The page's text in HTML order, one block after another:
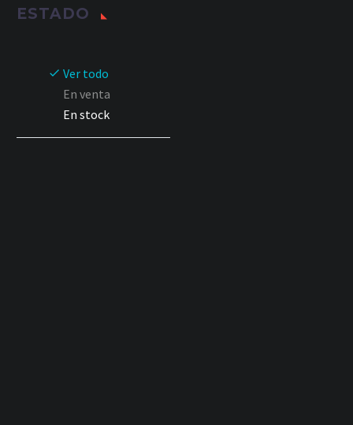
ESTADO
Ver todo
En venta
En stock